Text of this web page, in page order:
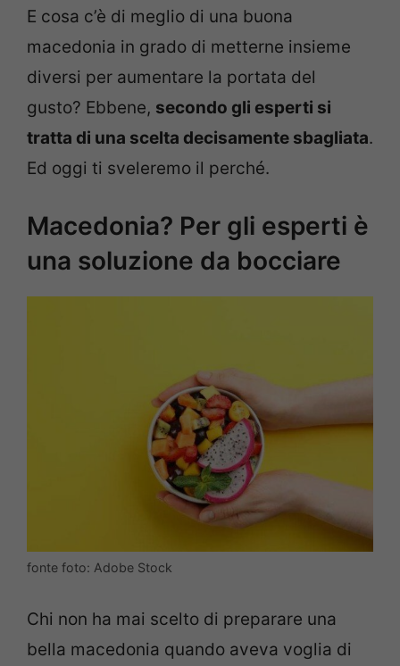
E cosa c’è di meglio di una buona
macedonia in grado di metterne insieme
diversi per aumentare la portata del
gusto? Ebbene, secondo gli esperti si
tratta di una scelta decisamente sbagliata.
Ed oggi ti sveleremo il perché.
Macedonia? Per gli esperti è
una soluzione da bocciare
fonte foto: Adobe Stock
Chi non ha mai scelto di preparare una
bella macedonia quando aveva voglia di